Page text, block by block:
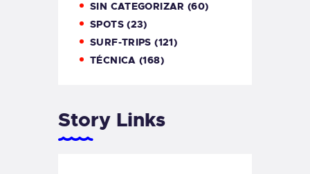
SIN CATEGORIZAR (60)
SPOTS(23)
SURF-TRIPS (121)
TÉCNICA (168)
Story Links